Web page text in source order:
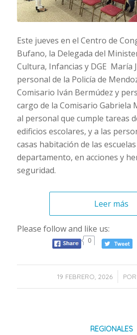
Este jueves en el Centro de
Bufano, la Delegada del
Cultura, Infancias y DGE María
personal de la Policía de
Comisario Iván Bermúdez y
cargo de la Comisario Gabriela
al personal que cumple tareas
edificios escolares, y a las
casas habitación de las
departamento, en acciones y
seguridad.
Leer más
Please follow and like us:
0
19 FEBRERO, 2026
/ POR
REGIONALES